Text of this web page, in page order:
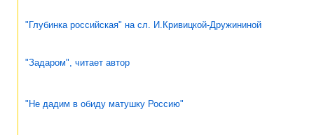
"Глубинка российская" на сл. И.Кривицкой-Дружининой
"Задаром", читает автор
"Не дадим в обиду матушку Россию"